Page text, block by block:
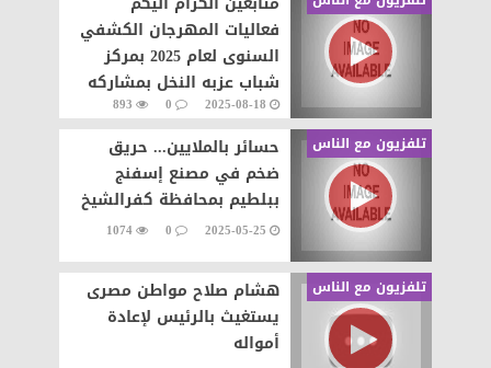
فعاليات المهرجان الكشفي
السنوى لعام 2025 بمركز
شباب عزبه النخل بمشاركه
العديد من مراكز الشباب
وتقديم عروض
2025-08-18
0
893
تلفزيون مع الناس
حسائر بالملايين... حريق
ضخم في مصنع إسفنج
ببلطيم بمحافظة كفرالشيخ
2025-05-25
0
1074
تلفزيون مع الناس
هشام صلاح مواطن مصرى
يستغيث بالرئيس لإعادة
أمواله